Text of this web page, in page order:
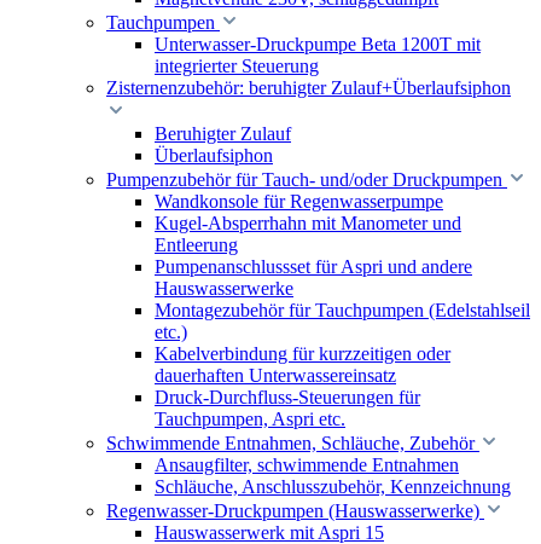
Tauchpumpen
Unterwasser-Druckpumpe Beta 1200T mit
integrierter Steuerung
Zisternenzubehör: beruhigter Zulauf+Überlaufsiphon
Beruhigter Zulauf
Überlaufsiphon
Pumpenzubehör für Tauch- und/oder Druckpumpen
Wandkonsole für Regenwasserpumpe
Kugel-Absperrhahn mit Manometer und
Entleerung
Pumpenanschlussset für Aspri und andere
Hauswasserwerke
Montagezubehör für Tauchpumpen (Edelstahlseil
etc.)
Kabelverbindung für kurzzeitigen oder
dauerhaften Unterwassereinsatz
Druck-Durchfluss-Steuerungen für
Tauchpumpen, Aspri etc.
Schwimmende Entnahmen, Schläuche, Zubehör
Ansaugfilter, schwimmende Entnahmen
Schläuche, Anschlusszubehör, Kennzeichnung
Regenwasser-Druckpumpen (Hauswasserwerke)
Hauswasserwerk mit Aspri 15